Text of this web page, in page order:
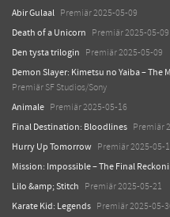
Abir Gulaal Premiär 2025-05-09
Death of a Unicorn Premiär 2025-05-09
Den tysta trilogin Premiär 2025-05-09
Demon Slayer: Kimetsu no Yaiba – The
Premiär SF Studios/Sony
Animale Premiär 2025-05-16
Final Destination: Bloodlines Premiär
Hurry Up Tomorrow Premiär 2025-05-
Mission: Impossible – The Final
Lilo &amp; Stitch Premiär 2025-05-21
Karate Kid: Legends Premiär 2025-05-